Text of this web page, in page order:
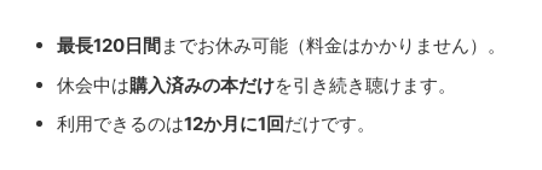
最長120日間 までお休み可能（料金はかかりません）。
休会中は購入済みの本だけを引き続き聴けます。
利用できるのは12か月に1回だけです。